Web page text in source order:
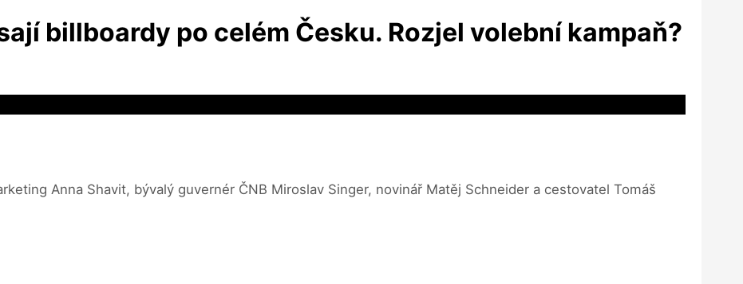
billboardy po celém Česku. Rozjel volební kampaň?
Anna Shavit, bývalý guvernér ČNB Miroslav Singer, novinář Matěj Schneider a cestovatel Tomáš